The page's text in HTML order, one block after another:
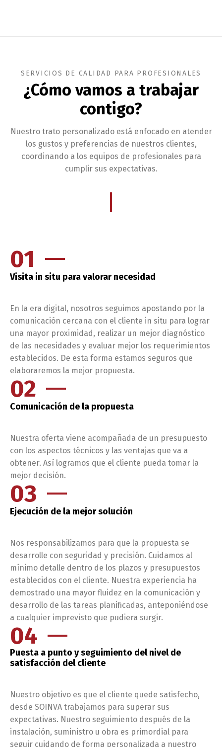
SERVICIOS DE CALIDAD PARA PROFESIONALES
¿Cómo vamos a trabajar
contigo?
Nuestro trato personalizado está enfocado en atender
los gustos y preferencias de nuestros clientes,
coordinando a los equipos de profesionales para
cumplir sus expectativas.
01
Visita in situ para valorar necesidad
En la era digital, nosotros seguimos apostando por la
comunicación cercana con el cliente in situ para lograr
una mayor proximidad, realizar un mejor diagnóstico
de las necesidades y evaluar mejor los requerimientos
establecidos. De esta forma estamos seguros que
elaboraremos la mejor propuesta.
02
Comunicación de la propuesta
Nuestra oferta viene acompañada de un presupuesto
con los aspectos técnicos y las ventajas que va a
obtener. Así logramos que el cliente pueda tomar la
mejor decisión.
03
Ejecución de la mejor solución
Nos responsabilizamos para que la propuesta se
desarrolle con seguridad y precisión. Cuidamos al
mínimo detalle dentro de los plazos y presupuestos
establecidos con el cliente. Nuestra experiencia ha
demostrado una mayor fluidez en la comunicación y
desarrollo de las tareas planificadas, anteponiéndose
a cualquier imprevisto que pudiera surgir.
04
Puesta a punto y seguimiento del nivel de
satisfacción del cliente
Nuestro objetivo es que el cliente quede satisfecho,
desde SOINVA trabajamos para superar sus
expectativas. Nuestro seguimiento después de la
instalación, suministro u obra es primordial para
seguir cuidando de forma personalizada a nuestro